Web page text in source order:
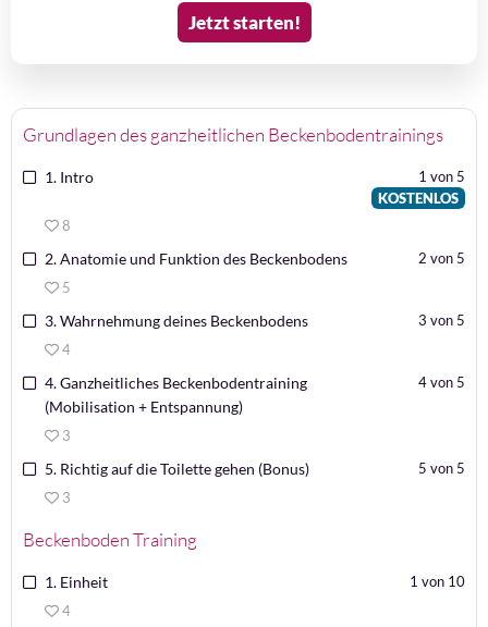
Jetzt starten!
Grundlagen des ganzheitlichen Beckenbodentrainings
1 von 5
KOSTENLOS
1. Intro
8
2 von 5
2. Anatomie und Funktion des Beckenbodens
5
3 von 5
3. Wahrnehmung deines Beckenbodens
4
4 von 5
4. Ganzheitliches Beckenbodentraining
(Mobilisation + Entspannung)
3
5 von 5
5. Richtig auf die Toilette gehen (Bonus)
3
Beckenboden Training
1 von 10
1. Einheit
4